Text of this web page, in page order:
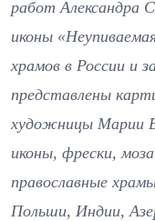
работ Александра
иконы
храмов в России и
представлены
художницы Марии
иконы, фрески,
православные
Польши, Индии,